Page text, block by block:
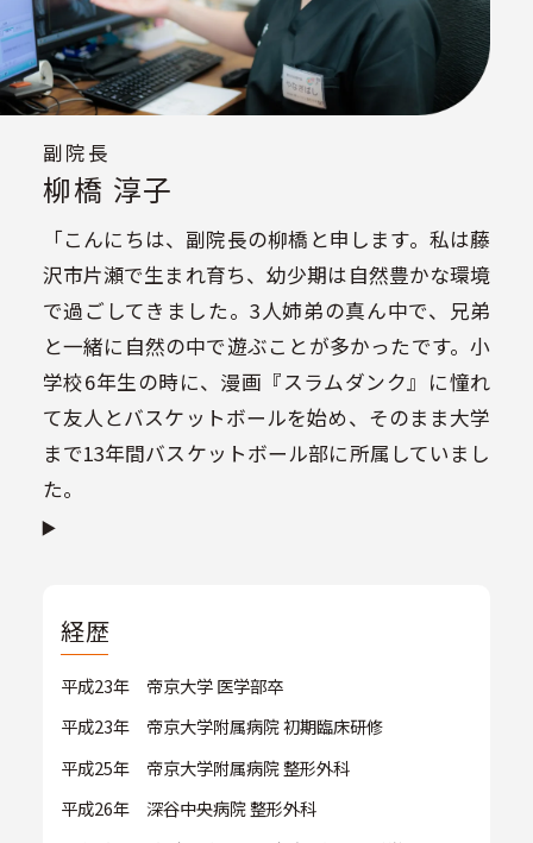
副院長
柳橋 淳子
「こんにちは、副院長の柳橋と申します。私は藤
沢市片瀬で生まれ育ち、幼少期は自然豊かな環境
で過ごしてきました。3人姉弟の真ん中で、兄弟
と一緒に自然の中で遊ぶことが多かったです。小
学校6年生の時に、漫画『スラムダンク』に憧れ
て友人とバスケットボールを始め、そのまま大学
まで13年間バスケットボール部に所属していまし
た。
経歴
平成23年 帝京大学 医学部卒
平成23年 帝京大学附属病院 初期臨床研修
平成25年 帝京大学附属病院 整形外科
平成26年 深谷中央病院 整形外科